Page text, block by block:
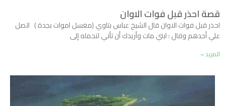
قصة احذر قبل فوات الاوان
احذر قبل فوات الاوان قال الشيخ عباس بتاوي (مغسل اموات بجدة ) اتصل
علي أحدهم وقال : ابني مات وأريدك أن تأتي لتحمله إلى
المزيد »